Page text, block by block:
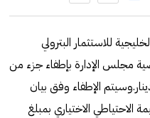
للاستثمار البترولي
توصية مجلس الإدارة بإطفاء جزء من
بقيمة 2.31 مليون دينار.وسيتم الإطفاء وفق بيان
الاحتياطي الاختياري بمبلغ